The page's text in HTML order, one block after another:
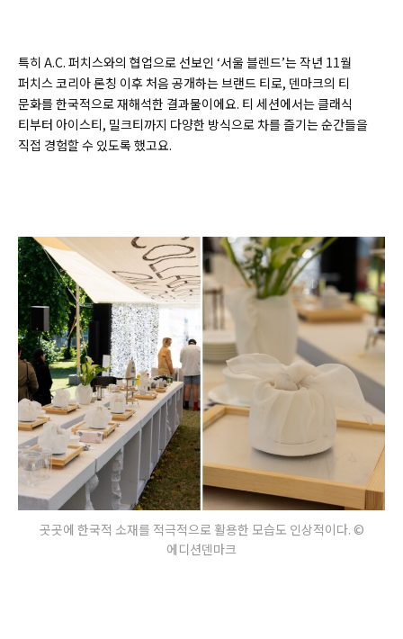
특히 A.C. 퍼치스와의 협업으로 선보인 ‘서울 블렌드’는 작년 11월
퍼치스 코리아 론칭 이후 처음 공개하는 브랜드 티로, 덴마크의 티
문화를 한국적으로 재해석한 결과물이에요. 티 세션에서는 클래식
티부터 아이스티, 밀크티까지 다양한 방식으로 차를 즐기는 순간들을
직접 경험할 수 있도록 했고요.
곳곳에 한국적 소재를 적극적으로 활용한 모습도 인상적이다. ©
에디션덴마크